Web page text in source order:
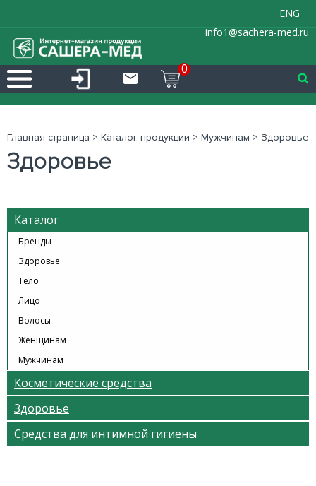
ENG
info1@sachera-med.ru
0
Главная страница > Каталог продукции > Мужчинам > Здоровье
Здоровье
Каталог
Бренды
Здоровье
Тело
Лицо
Волосы
Женщинам
Мужчинам
Косметические средства
Здоровье
Средства для интимной гигиены